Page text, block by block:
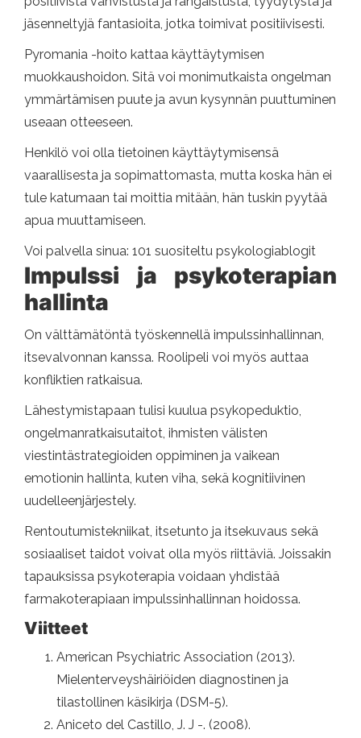
jäsenneltyjä fantasioita, jotka toimivat positiivisesti.
Pyromania -hoito kattaa käyttäytymisen
muokkaushoidon. Sitä voi monimutkaista ongelman
ymmärtämisen puute ja avun kysynnän puuttuminen
useaan otteeseen.
Henkilö voi olla tietoinen käyttäytymisensä
vaarallisesta ja sopimattomasta, mutta koska hän ei
tule katumaan tai moittia mitään, hän tuskin pyytää
apua muuttamiseen.
Voi palvella sinua: 101 suositeltu psykologiablogit
Impulssi ja psykoterapian
hallinta
On välttämätöntä työskennellä impulssinhallinnan,
itsevalvonnan kanssa. Roolipeli voi myös auttaa
konfliktien ratkaisua.
Lähestymistapaan tulisi kuulua psykopeduktio,
ongelmanratkaisutaitot, ihmisten välisten
viestintästrategioiden oppiminen ja vaikean
emotionin hallinta, kuten viha, sekä kognitiivinen
uudelleenjärjestely.
Rentoutumistekniikat, itsetunto ja itsekuvaus sekä
sosiaaliset taidot voivat olla myös riittäviä. Joissakin
tapauksissa psykoterapia voidaan yhdistää
farmakoterapiaan impulssinhallinnan hoidossa.
Viitteet
American Psychiatric Association (2013).
Mielenterveyshäiriöiden diagnostinen ja
tilastollinen käsikirja (DSM-5).
Aniceto del Castillo, J. J -. (2008).